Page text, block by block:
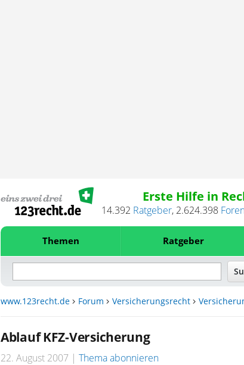
Erste Hilfe in
14.392 Ratgeber, 2.624.398
Themen Ratgeber
www.123recht.de Forum Versicherungsrecht
Ablauf KFZ-Versicherung
22. August 2007 Thema abonnieren